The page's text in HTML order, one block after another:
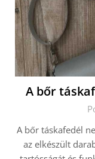
A bőr
A bőr táskafedél
az elkészült